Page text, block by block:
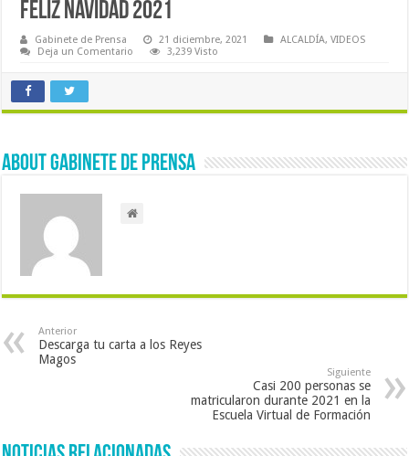
FELIZ NAVIDAD 2021
Gabinete de Prensa 21 diciembre, 2021 ALCALDÍA,VIDEOS
Deja un Comentario
3,239 Visto
About Gabinete de Prensa
Anterior
Descarga tu carta a los Reyes
Magos
Siguiente
Casi 200 personas se
matricularon durante 2021 en la
Escuela Virtual de Formación